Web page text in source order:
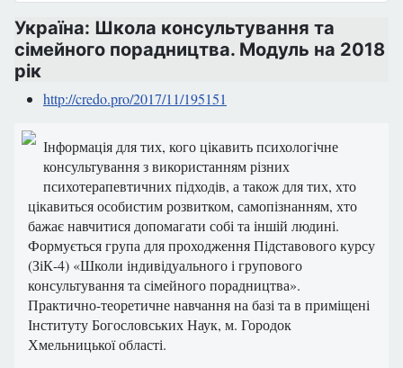
Україна: Школа консультування та
сімейного порадництва. Модуль на 2018
рік
http://credo.pro/2017/11/195151
Інформація для тих, кого цікавить психологічне
консультування з використанням різних
психотерапевтичних підходів, а також для тих, хто
цікавиться особистим розвитком, самопізнанням, хто
бажає навчитися допомагати собі та іншій людині.
Формується група для проходження Підставового курсу
(ЗіК-4) «Школи індивідуального і групового
консультування та сімейного порадництва».
Практично-теоретичне навчання на базі та в приміщені
Інституту Богословських Наук, м. Городок
Хмельницької області.